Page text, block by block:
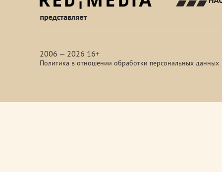
2006 — 2026 16+
Политика в отношении обработки персональных данных